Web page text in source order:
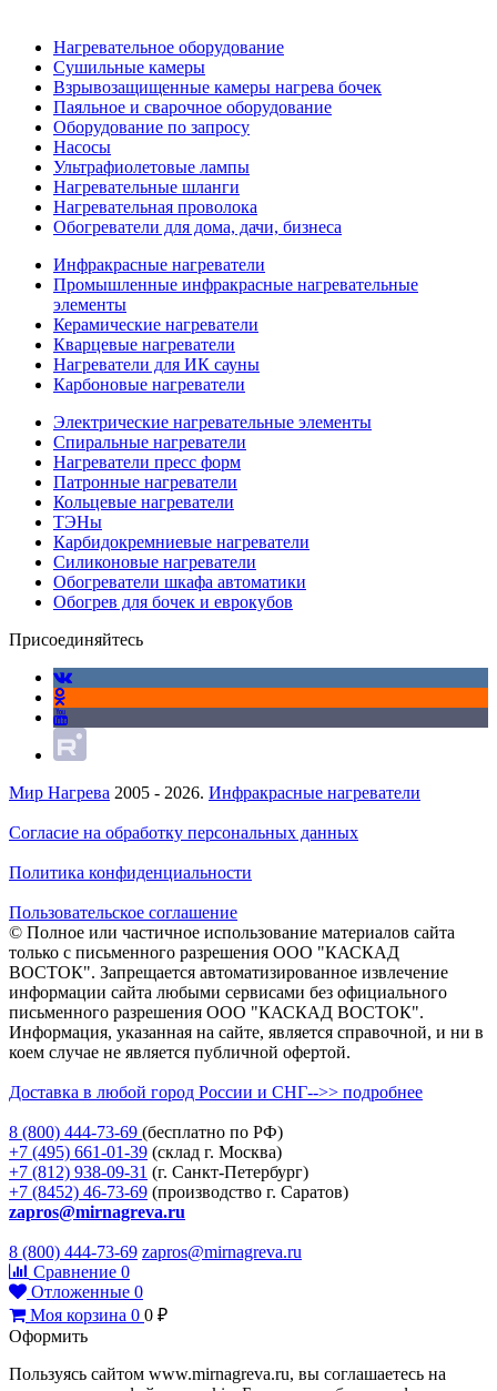
Нагревательное оборудование
Сушильные камеры
Взрывозащищенные камеры нагрева бочек
Паяльное и сварочное оборудование
Оборудование по запросу
Насосы
Ультрафиолетовые лампы
Нагревательные шланги
Нагревательная проволока
Обогреватели для дома, дачи, бизнеса
Инфракрасные нагреватели
Промышленные инфракрасные нагревательные
элементы
Керамические нагреватели
Кварцевые нагреватели
Нагреватели для ИК сауны
Карбоновые нагреватели
Электрические нагревательные элементы
Спиральные нагреватели
Нагреватели пресс форм
Патронные нагреватели
Кольцевые нагреватели
ТЭНы
Карбидокремниевые нагреватели
Силиконовые нагреватели
Обогреватели шкафа автоматики
Обогрев для бочек и еврокубов
Присоединяйтесь
Мир Нагрева 2005 - 2026. Инфракрасные нагреватели
Согласие на обработку персональных данных
Политика конфиденциальности
Пользовательское соглашение
© Полное или частичное использование материалов сайта
только с письменного разрешения ООО "КАСКАД
ВОСТОК". Запрещается автоматизированное извлечение
информации сайта любыми сервисами без официального
письменного разрешения ООО "КАСКАД ВОСТОК".
Информация, указанная на сайте, является справочной, и ни в
коем случае не является публичной офертой.
Доставка в любой город России и СНГ-->> подробнее
8 (800) 444-73-69 (бесплатно по РФ)
+7 (495) 661-01-39 (склад г. Москва)
+7 (812) 938-09-31 (г. Санкт-Петербург)
+7 (8452) 46-73-69 (производство г. Саратов)
zapros@mirnagreva.ru
8 (800) 444-73-69 zapros@mirnagreva.ru
Сравнение 0
Отложенные 0
Моя корзина 0 0 ₽
Оформить
Пользуясь сайтом www.mirnagreva.ru, вы соглашаетесь на